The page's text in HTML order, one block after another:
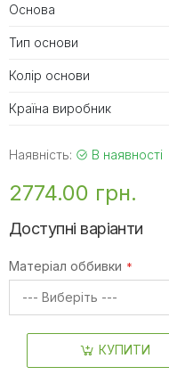
Основа
Тип основи
Колір основи
Країна виробник
Наявність: В наявності
2774.00 грн.
Доступні варіанти
Матеріал оббивки
КУПИТИ